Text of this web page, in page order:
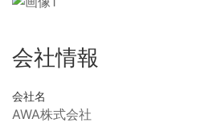
会社情報
会社名
AWA株式会社